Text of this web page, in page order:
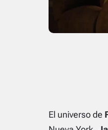
El universo de